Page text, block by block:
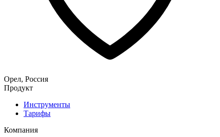
Орел, Россия
Продукт
Инструменты
Тарифы
Компания